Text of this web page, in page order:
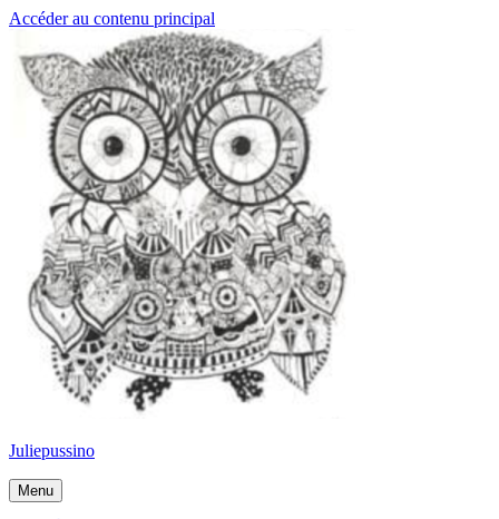
Accéder au contenu principal
Juliepussino
Menu